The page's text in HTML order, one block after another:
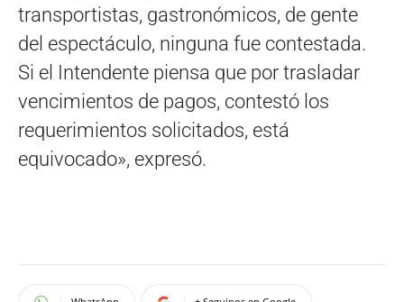
transportistas, gastronómicos, de gente
del espectáculo, ninguna fue contestada.
Si el Intendente piensa que por trasladar
vencimientos de pagos, contestó los
requerimientos solicitados, está
equivocado», expresó.